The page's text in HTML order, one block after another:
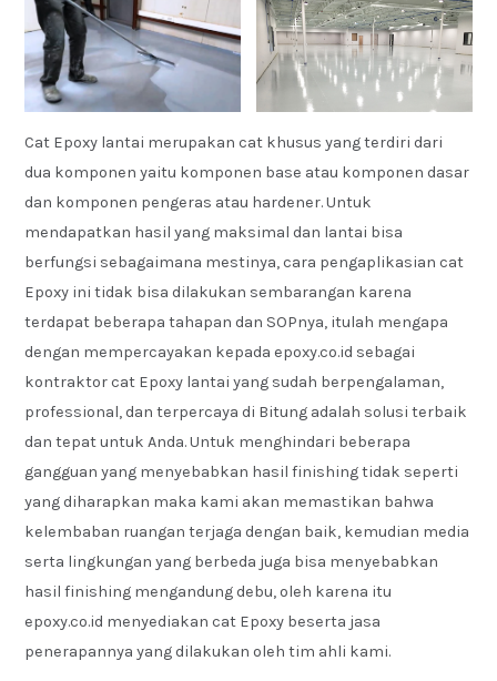
Cat Epoxy lantai merupakan cat khusus yang terdiri dari
dua komponen yaitu komponen base atau komponen dasar
dan komponen pengeras atau hardener. Untuk
mendapatkan hasil yang maksimal dan lantai bisa
berfungsi sebagaimana mestinya, cara pengaplikasian cat
Epoxy ini tidak bisa dilakukan sembarangan karena
terdapat beberapa tahapan dan SOPnya, itulah mengapa
dengan mempercayakan kepada epoxy.co.id sebagai
kontraktor cat Epoxy lantai yang sudah berpengalaman,
professional, dan terpercaya di Bitung adalah solusi terbaik
dan tepat untuk Anda. Untuk menghindari beberapa
gangguan yang menyebabkan hasil finishing tidak seperti
yang diharapkan maka kami akan memastikan bahwa
kelembaban ruangan terjaga dengan baik, kemudian media
serta lingkungan yang berbeda juga bisa menyebabkan
hasil finishing mengandung debu, oleh karena itu
epoxy.co.id menyediakan cat Epoxy beserta jasa
penerapannya yang dilakukan oleh tim ahli kami.